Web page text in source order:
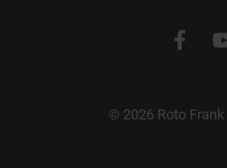
© 2026 Roto